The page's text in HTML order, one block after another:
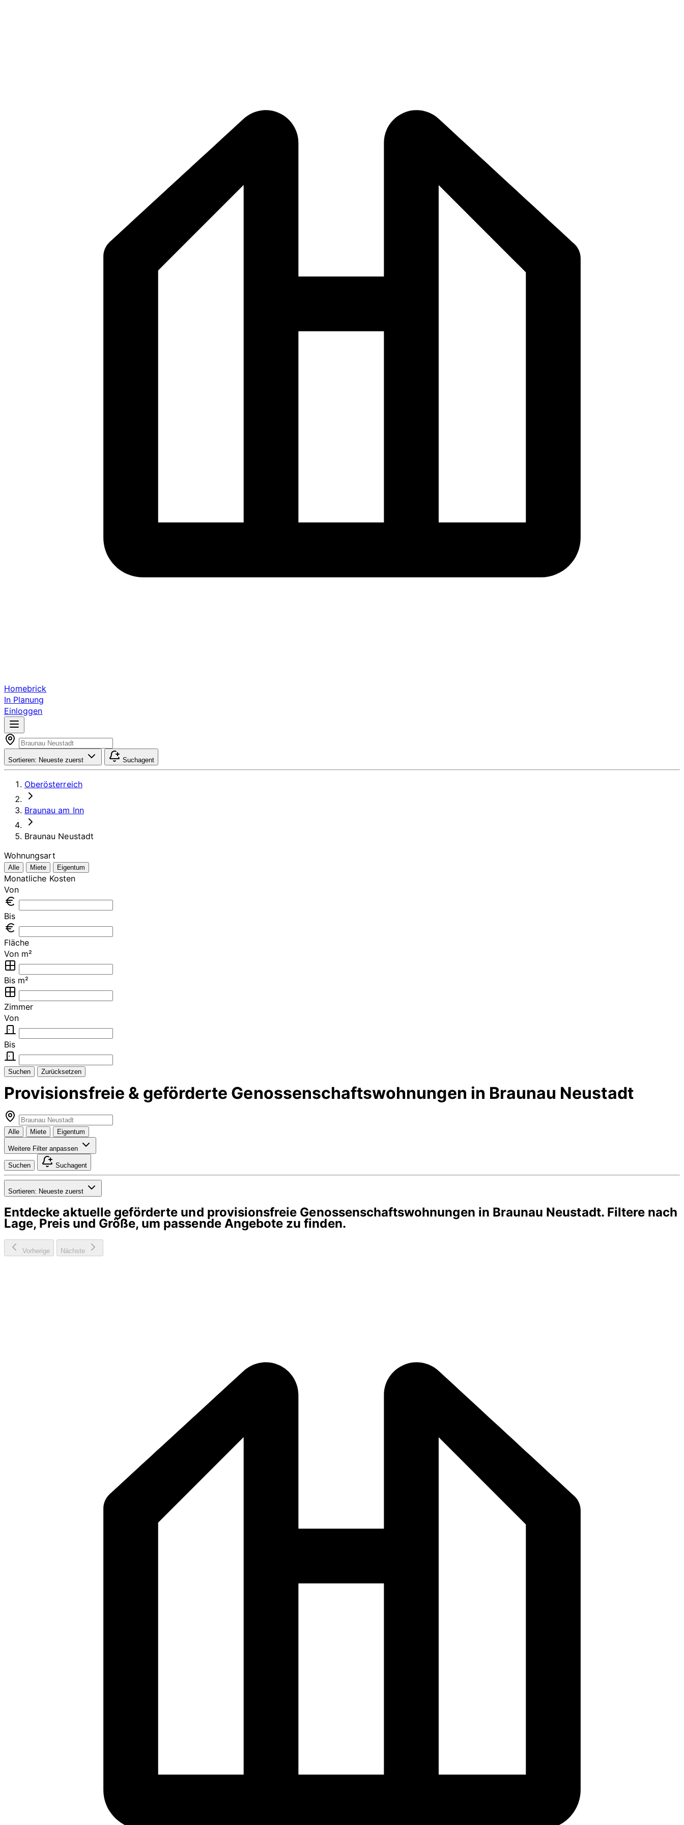
Homebrick
In Planung
Einloggen
Sortieren: Neueste zuerst Suchagent
Oberösterreich
Braunau am Inn
Braunau Neustadt
Wohnungsart
Alle Miete Eigentum
Monatliche Kosten
Von
Bis
Fläche
Von m²
Bis m²
Zimmer
Von
Bis
Suchen Zurücksetzen
Provisionsfreie & geförderte Genossenschaftswohnungen in Braunau Neustadt
Alle Miete Eigentum
Weitere Filter anpassen
Suchen Suchagent
Sortieren: Neueste zuerst
Entdecke aktuelle geförderte und provisionsfreie Genossenschaftswohnungen in Braunau Neustadt. Filtere nach
Lage, Preis und Größe, um passende Angebote zu finden.
Vorherige Nächste